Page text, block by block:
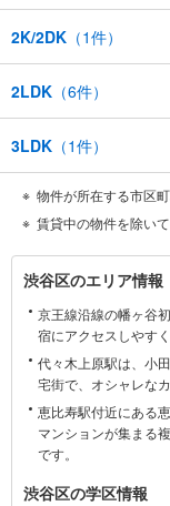
2K/2DK （1件）
2LDK （6件）
3LDK （1件）
物件が所在する市区
賃貸中の物件を除いて
渋
谷
区
に
関
す
る
渋谷区のエリア情報
京王線沿線の幡ヶ谷
宿にアクセスしやす
代々木上原駅は、小
宅街で、オシャレな
恵比寿駅付近にある
マンションが集まる
です。
渋谷区の学区情報